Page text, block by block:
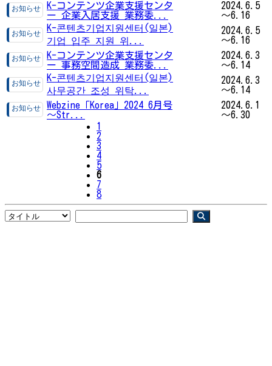
K-コンテンツ企業支援センタ
ー 企業入居支援 業務委...
2024.6.5
～6.16
K-콘텐츠기업지원센터(일본)
기업 입주 지원 위...
2024.6.5
～6.16
K-コンテンツ企業支援センタ
ー 事務空間造成 業務委...
2024.6.3
～6.14
K-콘텐츠기업지원센터(일본)
사무공간 조성 위탁...
2024.6.3
～6.14
Webzine「Korea」2024 6月号
～Str...
2024.6.1
～6.30
1
2
3
4
5
6
7
8